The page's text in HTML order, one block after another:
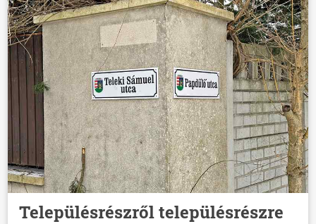
Településrészről településrészre